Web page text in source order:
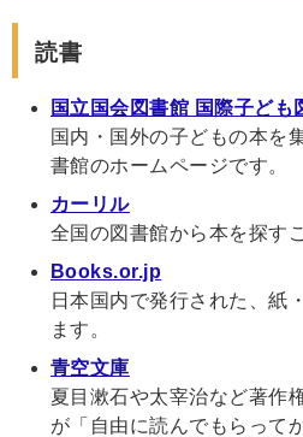
読書
国立国会図書館 国際子ども
国内・国外の子どもの本を
書館のホームページです。
カーリル
全国の図書館から本を探す
Books.or.jp
日本国内で発行された、紙
ます。
青空文庫
夏目漱石や太宰治など著作
が「自由に読んでもらって